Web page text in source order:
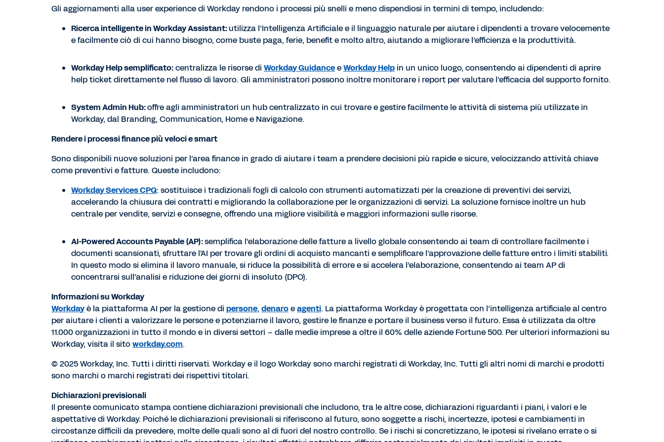
Gli aggiornamenti alla user experience di Workday rendono i processi più snelli e meno dispendiosi in termini di tempo, includendo:
Ricerca intelligente in Workday Assistant:utilizza l’Intelligenza Artificiale e il linguaggio naturale per aiutare i dipendenti a trovare velocemente
e facilmente ciò di cui hanno bisogno, come buste paga, ferie, benefit e molto altro, aiutando a migliorare l’efficienza e la produttività.
Workday Help semplificato:centralizza le risorse di Workday GuidanceeWorkday Help in un unico luogo, consentendo ai dipendenti di aprire
help ticket direttamente nel flusso di lavoro. Gli amministratori possono inoltre monitorare i report per valutare l’efficacia del supporto fornito.
System Admin Hub:offre agli amministratori un hub centralizzato in cui trovare e gestire facilmente le attività di sistema più utilizzate in
Workday, dal Branding, Communication, Home e Navigazione.
Rendere i processi finance più veloci e smart
Sono disponibili nuove soluzioni per l’area finance in grado di aiutare i team a prendere decisioni più rapide e sicure, velocizzando attività chiave
come preventivi e fatture. Queste includono:
Workday Services CPQ: sostituisce i tradizionali fogli di calcolo con strumenti automatizzati per la creazione di preventivi dei servizi,
accelerando la chiusura dei contratti e migliorando la collaborazione per le organizzazioni di servizi. La soluzione fornisce inoltre un hub
centrale per vendite, servizi e consegne, offrendo una migliore visibilità e maggiori informazioni sulle risorse.
AI-Powered Accounts Payable (AP):semplifica l'elaborazione delle fatture a livello globale consentendo ai team di controllare facilmente i
documenti scansionati, sfruttare l'AI per trovare gli ordini di acquisto mancanti e semplificare l’approvazione delle fatture entro i limiti stabiliti.
In questo modo si elimina il lavoro manuale, si riduce la possibilità di errore e si accelera l’elaborazione, consentendo ai team AP di
concentrarsi sull'analisi e riduzione dei giorni di insoluto (DPO).
Informazioni su Workday
Workdayè la piattaforma AI per la gestione di persone, denaroeagenti. La piattaforma Workday è progettata con l’intelligenza artificiale al centro
per aiutare i clienti a valorizzare le persone e potenziarne il lavoro, gestire le finanze e portare il business verso il futuro. Essa è utilizzata da oltre
11.000 organizzazioni in tutto il mondo e in diversi settori – dalle medie imprese a oltre il 60% delle aziende Fortune 500. Per ulteriori informazioni su
Workday, visita il sitoworkday.com.
© 2025 Workday, Inc. Tutti i diritti riservati. Workday e il logo Workday sono marchi registrati di Workday, Inc. Tutti gli altri nomi di marchi e prodotti
sono marchi o marchi registrati dei rispettivi titolari.
Dichiarazioni previsionali
Il presente comunicato stampa contiene dichiarazioni previsionali che includono, tra le altre cose, dichiarazioni riguardanti i piani, i valori e le
aspettative di Workday. Poiché le dichiarazioni previsionali si riferiscono al futuro, sono soggette a rischi, incertezze, ipotesi e cambiamenti in
circostanze difficili da prevedere, molte delle quali sono al di fuori del nostro controllo. Se i rischi si concretizzano, le ipotesi si rivelano errate o si